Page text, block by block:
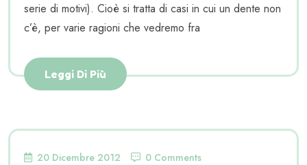
serie di motivi). Cioè si tratta di casi in cui un dente non
c’è, per varie ragioni che vedremo fra
Leggi Di Più
20 Dicembre 2012 0 Comments